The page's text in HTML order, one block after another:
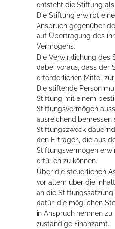
entsteht die Stiftung als
Die Stiftung erwirbt
Anspruch gegenüber
auf Übertragung des
Vermögens.
Die Verwirklichung des
dabei voraus, dass der
erforderlichen Mittel
Die stiftende Person
Stiftung mit einem
Stiftungsvermögen
ausreichend bemessen
Stiftungszweck
den Erträgen, die aus
Stiftungsvermögen
erfüllen zu können.
Über die steuerlichen
vor allem über die
an die Stiftungssatzung
dafür, die möglichen
in Anspruch nehmen zu
zuständige Finanzamt.